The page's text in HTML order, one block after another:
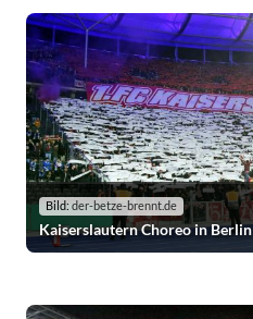
Bild: der-betze-brennt.de
Kaiserslautern Choreo in Berlin